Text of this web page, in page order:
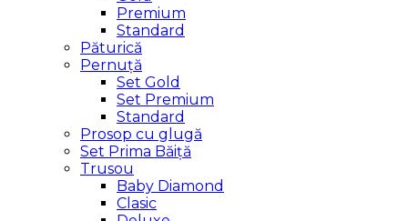
Premium
Standard
Păturică
Pernuță
Set Gold
Set Premium
Standard
Prosop cu glugă
Set Prima Băiță
Trusou
Baby Diamond
Clasic